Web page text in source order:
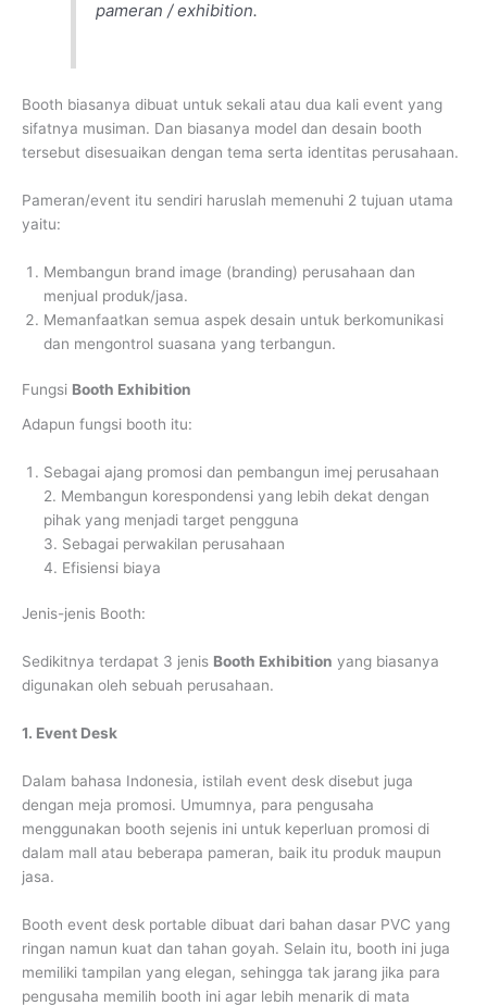
pameran / exhibition.
Booth biasanya dibuat untuk sekali atau dua kali event yang
sifatnya musiman. Dan biasanya model dan desain booth
tersebut disesuaikan dengan tema serta identitas perusahaan.
Pameran/event itu sendiri haruslah memenuhi 2 tujuan utama
yaitu:
Membangun brand image (branding) perusahaan dan
menjual produk/jasa.
Memanfaatkan semua aspek desain untuk berkomunikasi
dan mengontrol suasana yang terbangun.
Fungsi Booth Exhibition
Adapun fungsi booth itu:
Sebagai ajang promosi dan pembangun imej perusahaan
2. Membangun korespondensi yang lebih dekat dengan
pihak yang menjadi target pengguna
3. Sebagai perwakilan perusahaan
4. Efisiensi biaya
Jenis-jenis Booth:
Sedikitnya terdapat 3 jenis Booth Exhibition yang biasanya
digunakan oleh sebuah perusahaan.
1. Event Desk
Dalam bahasa Indonesia, istilah event desk disebut juga
dengan meja promosi. Umumnya, para pengusaha
menggunakan booth sejenis ini untuk keperluan promosi di
dalam mall atau beberapa pameran, baik itu produk maupun
jasa.
Booth event desk portable dibuat dari bahan dasar PVC yang
ringan namun kuat dan tahan goyah. Selain itu, booth ini juga
memiliki tampilan yang elegan, sehingga tak jarang jika para
pengusaha memilih booth ini agar lebih menarik di mata